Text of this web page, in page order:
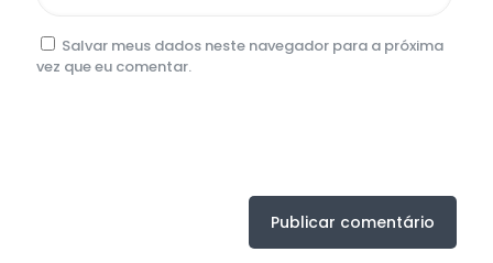
Salvar meus dados neste navegador para a próxima
vez que eu comentar.